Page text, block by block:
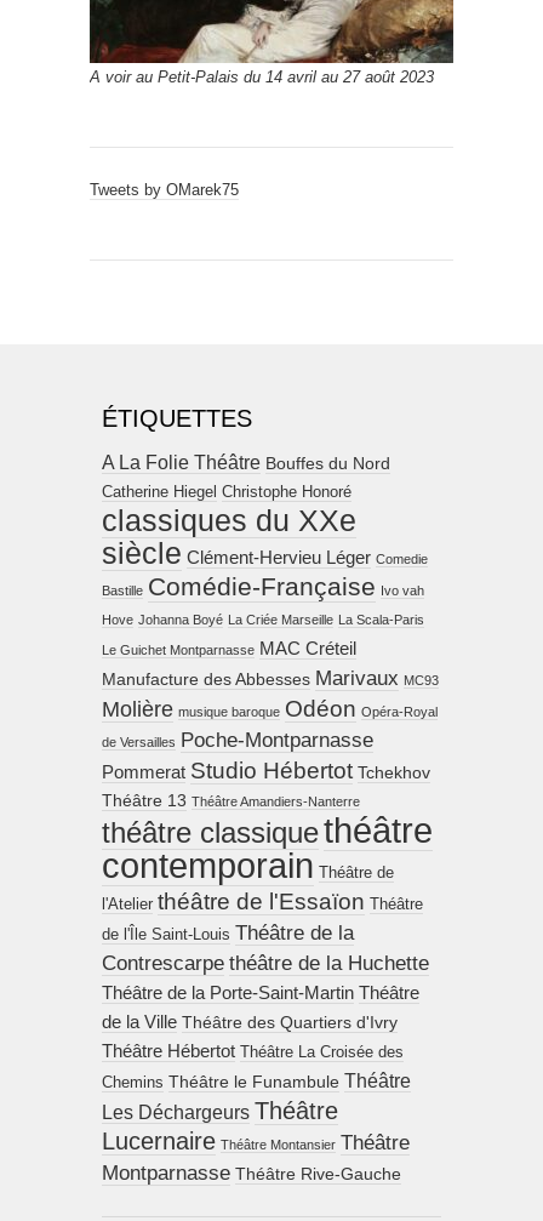
A voir au Petit-Palais du 14 avril au 27 août 2023
Tweets by OMarek75
ÉTIQUETTES
A La Folie Théâtre Bouffes du Nord
Catherine Hiegel Christophe Honoré
classiques du XXe
siècle Clément-Hervieu Léger Comedie
Bastille Comédie-Française Ivo vah
Hove Johanna Boyé La Criée Marseille La Scala-Paris
Le Guichet Montparnasse MAC Créteil
Manufacture des Abbesses Marivaux MC93
Molière musique baroque Odéon Opéra-Royal
de Versailles Poche-Montparnasse
Pommerat Studio Hébertot Tchekhov
Théâtre 13 Théâtre Amandiers-Nanterre
théâtre classiquethéâtre
contemporain
Théâtre de
l'Atelier théâtre de l'Essaïon
Théâtre
de l'Île Saint-Louis Théâtre de la
Contrescarpe théâtre de la Huchette
Théâtre de la Porte-Saint-Martin Théâtre
de la Ville Théâtre des Quartiers d'Ivry
Théâtre Hébertot
Théâtre La Croisée des
Chemins Théâtre le Funambule Théâtre
Les Déchargeurs Théâtre
Lucernaire Théâtre Montansier Théâtre
Montparnasse Théâtre Rive-Gauche